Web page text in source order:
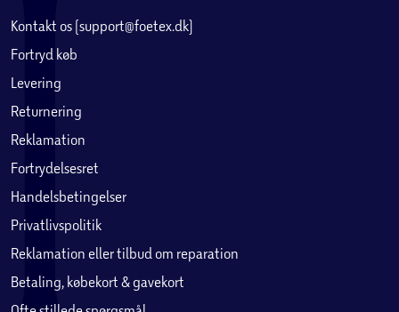
Kontakt os (support@foetex.dk)
Fortryd køb
Levering
Returnering
Reklamation
Fortrydelsesret
Handelsbetingelser
Privatlivspolitik
Reklamation eller tilbud om reparation
Betaling, købekort & gavekort